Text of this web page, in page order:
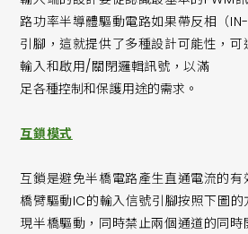
路功率半導體驅動電路如果帶反相（
引腳，這就提供了多種設計可能性，
輸入和啟用/關閉邏輯訊號，以滿
足各種控制和保護用途的需求。
互鎖模式
互鎖是避免半橋電路產生直通電流的
橋臂驅動IC的輸入信號引腳按照下圖
現半橋驅動，同時禁止兩個通道的同時